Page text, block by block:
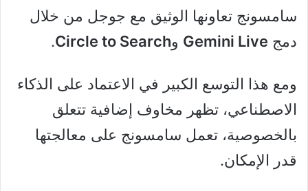
سامسونج تعاونها الوثيق مع جوجل من خلال
دمج Gemini Live وCircle to Search
.
ومع هذا التوسع الكبير في الاعتماد على الذكاء
الاصطناعي، تظهر مخاوف إضافية تتعلق
بالخصوصية، تعمل سامسونج على معالجتها
قدر الإمكان.